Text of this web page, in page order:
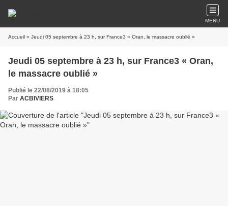
MENU
Accueil » Jeudi 05 septembre à 23 h, sur France3 « Oran, le massacre oublié »
Jeudi 05 septembre à 23 h, sur France3 « Oran,
le massacre oublié »
Publié le 22/08/2019 à 18:05
Par ACBIVIERS